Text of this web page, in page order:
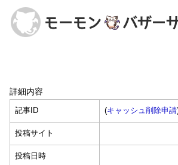
詳細内容
記事ID (キャッシュ削除申請
投稿サイト
投稿日時